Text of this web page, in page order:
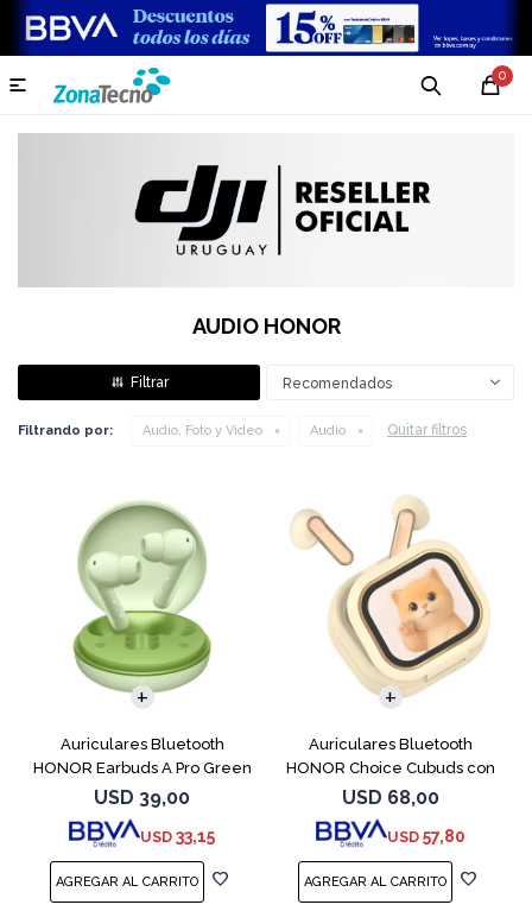
0

AUDIO HONOR
Recomendados
Filtrando por: Audio, Foto y Video Audio Quitar filtros
Auriculares Bluetooth
HONOR Earbuds A Pro Green
USD 39,00
USD 33,15
Auriculares Bluetooth
HONOR Choice Cubuds con
Pantalla Beige
USD 68,00
USD 57,80